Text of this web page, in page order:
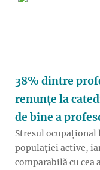
38% dintre
renunțe la
de bine a
Stresul ocupațional
populației active,
comparabilă cu cea